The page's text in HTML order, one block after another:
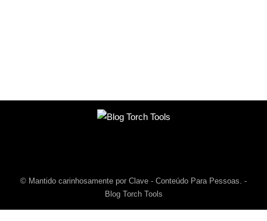
© Mantido carinhosamente por Clave - Conteúdo Para Pessoas. -
Blog Torch Tools